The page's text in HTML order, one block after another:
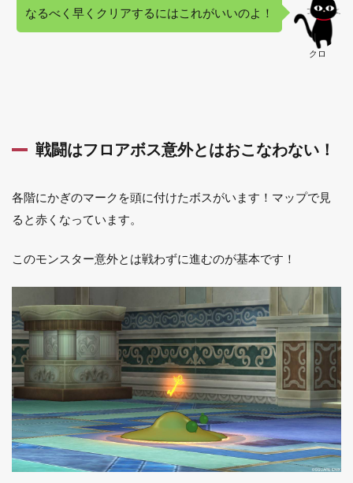
クロ
なるべく早くクリアするにはこれがいいのよ！
戦闘はフロアボス意外とはおこなわない！
各階にかぎのマークを頭に付けたボスがいます！マップで見
ると赤くなっています。
このモンスター意外とは戦わずに進むのが基本です！